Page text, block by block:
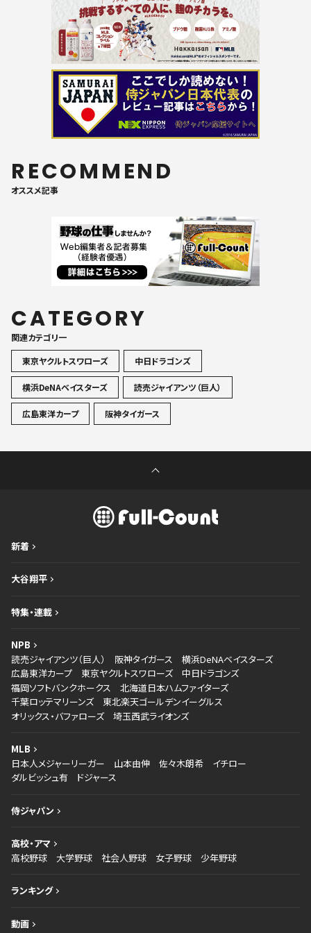
RECOMMEND
オススメ記事
CATEGORY
関連カテゴリ一
東京ヤクルトスワローズ
中日ドラゴンズ
横浜DeNAベイスターズ 読売ジャイアンツ（巨人）
広島東洋カープ 阪神タイガース
新着
大谷翔平
特集・連載
NPB
読売ジャイアンツ（巨人）
阪神タイガース
横浜DeNAベイスターズ
広島東洋カープ
東京ヤクルトスワローズ
中日ドラゴンズ
福岡ソフトバンクホークス
北海道日本ハムファイターズ
千葉ロッテマリーンズ
東北楽天ゴールデンイーグルス
オリックス・バファローズ
埼玉西武ライオンズ
MLB
日本人メジャーリーガー
山本由伸 佐々木朗希
イチロー
ダルビッシュ有
ドジャース
侍ジャパン
高校・アマ
高校野球
大学野球 社会人野球 女子野球 少年野球
ランキング
動画